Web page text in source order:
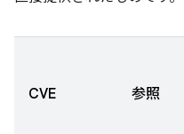
CVE 参照